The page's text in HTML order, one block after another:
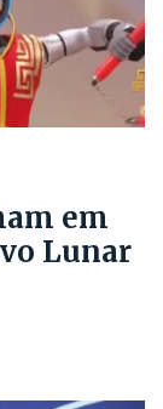
em
Lunar